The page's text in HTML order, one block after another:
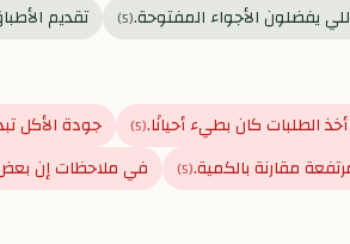
يفضلون الأجواء المفتوحة.(
5
) تقديم
الطلبات كان بطيء أحيانًا.(
5
) جودة الأكل
مقارنة بالكمية.(
5
) في ملاحظات إن بعض